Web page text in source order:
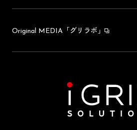
Original MEDIA 「グリラボ」